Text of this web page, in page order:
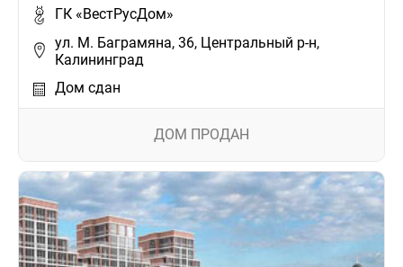
ГК «ВестРусДом»
ул. М. Баграмяна, 36, Центральный р-н,
Калининград
Дом сдан
ДОМ ПРОДАН